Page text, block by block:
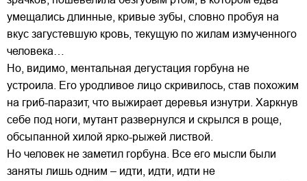
умещались длинные, кривые зубы, словно пробуя на
вкус загустевшую кровь, текущую по жилам измученного
человека…
Но, видимо, ментальная дегустация горбуна не
устроила. Его уродливое лицо скривилось, став похожим
на гриб-паразит, что выжирает деревья изнутри. Харкнув
себе под ноги, мутант развернулся и скрылся в роще,
обсыпанной хилой ярко-рыжей листвой.
Но человек не заметил горбуна. Все его мысли были
заняты лишь одним – идти, идти, идти не